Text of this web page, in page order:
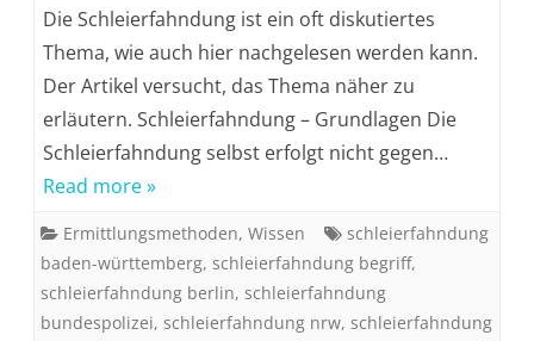
Die Schleierfahndung ist ein oft diskutiertes
Thema, wie auch hier nachgelesen werden kann.
Der Artikel versucht, das Thema näher zu
erläutern. Schleierfahndung – Grundlagen Die
Schleierfahndung selbst erfolgt nicht gegen…
Read more »
Ermittlungsmethoden, Wissen
schleierfahndung
baden-württemberg, schleierfahndung begriff,
schleierfahndung berlin, schleierfahndung
bundespolizei, schleierfahndung nrw, schleierfahndung